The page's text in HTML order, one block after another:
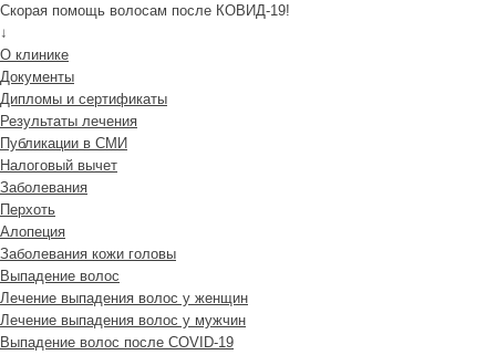
Скорая помощь волосам после КОВИД-19!
↓
О клинике
Документы
Дипломы и сертификаты
Результаты лечения
Публикации в СМИ
Налоговый вычет
Заболевания
Перхоть
Алопеция
Заболевания кожи головы
Выпадение волос
Лечение выпадения волос у женщин
Лечение выпадения волос у мужчин
Выпадение волос после COVID-19